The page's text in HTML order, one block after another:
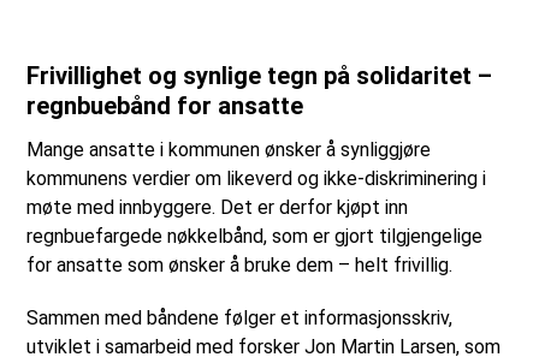
Frivillighet og synlige tegn på solidaritet –
regnbuebånd for ansatte
Mange ansatte i kommunen ønsker å synliggjøre
kommunens verdier om likeverd og ikke-diskriminering i
møte med innbyggere. Det er derfor kjøpt inn
regnbuefargede nøkkelbånd, som er gjort tilgjengelige
for ansatte som ønsker å bruke dem – helt frivillig.
Sammen med båndene følger et informasjonsskriv,
utviklet i samarbeid med forsker Jon Martin Larsen, som